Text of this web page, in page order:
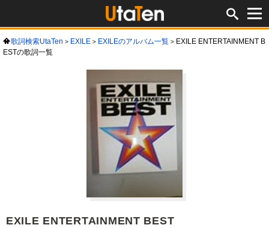
歌詞検索UtaTen EXILE EXILEのアルバム一覧
EXILE ENTERTAINMENT B
ESTの歌詞一覧
EXILE ENTERTAINMENT BEST